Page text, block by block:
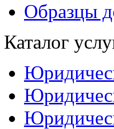
Образцы
Каталог